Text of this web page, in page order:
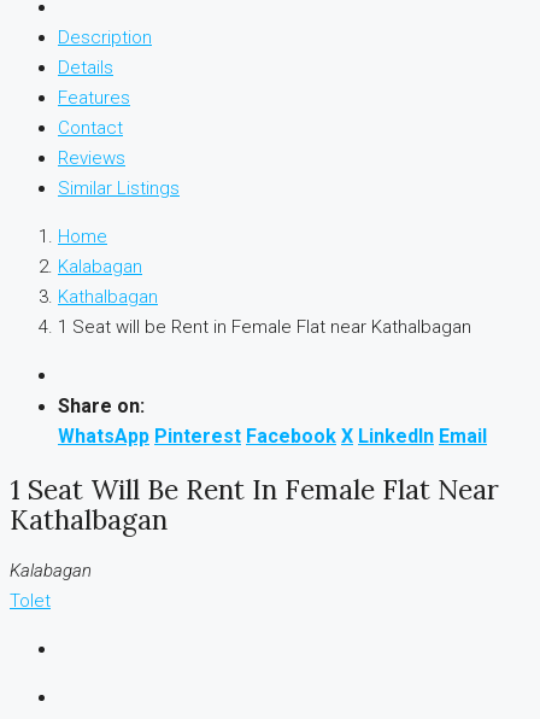
Description
Details
Features
Contact
Reviews
Similar Listings
Home
Kalabagan
Kathalbagan
1 Seat will be Rent in Female Flat near Kathalbagan
Share on:
WhatsApp Pinterest Facebook X LinkedIn Email
1 Seat Will Be Rent In Female Flat Near
Kathalbagan
Kalabagan
Tolet